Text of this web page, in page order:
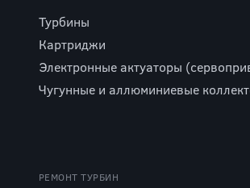
Турбины
Картриджи
Электронные актуаторы
Чугунные и аллюминиевые
РЕМОНТ ТУРБИН